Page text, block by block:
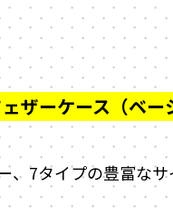
、7タイプの豊富な